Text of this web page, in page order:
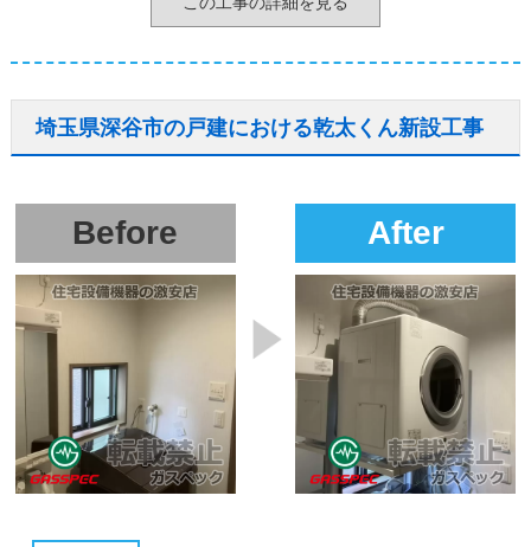
埼玉県深谷市の戸建における乾太くん新設工事
Before After